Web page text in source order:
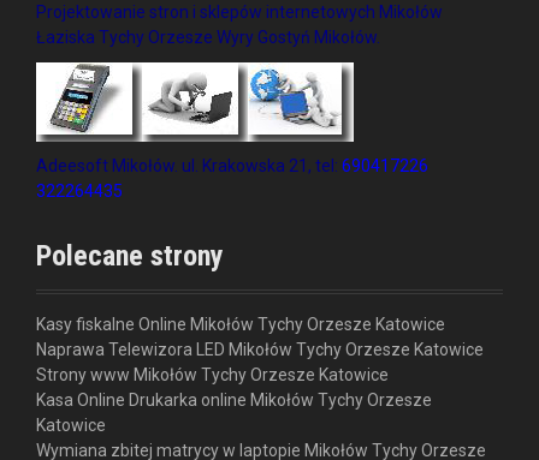
Projektowanie stron i sklepów internetowych Mikołów
Łaziska Tychy Orzesze Wyry Gostyń Mikołów.
Adeesoft Mikołów. ul. Krakowska 21, tel: 690417226
322264435
Polecane strony
Kasy fiskalne Online Mikołów Tychy Orzesze Katowice
Naprawa Telewizora LED Mikołów Tychy Orzesze Katowice
Strony www Mikołów Tychy Orzesze Katowice
Kasa Online Drukarka online Mikołów Tychy Orzesze
Katowice
Wymiana zbitej matrycy w laptopie Mikołów Tychy Orzesze